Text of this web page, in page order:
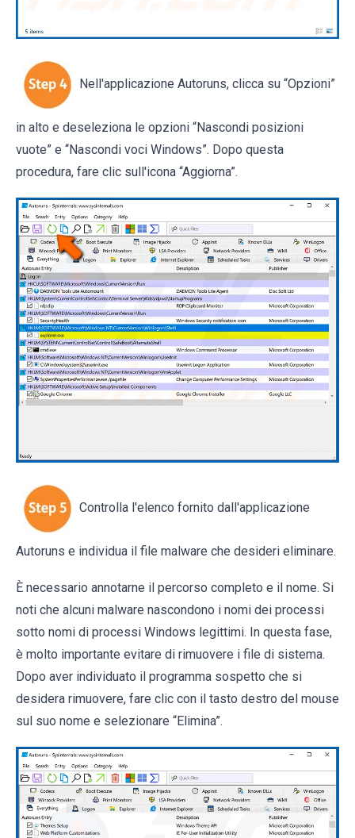
Nell'applicazione Autoruns, clicca su “Opzioni”
in alto e deseleziona le opzioni “Nascondi posizioni
vuote” e “Nascondi voci Windows”. Dopo questa
procedura, fare clic sull'icona “Aggiorna”.
Controlla l'elenco fornito dall'applicazione
Autoruns e individua il file malware che desideri eliminare.
È necessario annotarne il percorso completo e il nome. Si
noti che alcuni malware nascondono i nomi dei processi
sotto nomi di processi Windows legittimi. In questa fase,
è molto importante evitare di rimuovere i file di sistema.
Dopo aver individuato il programma sospetto che si
desidera rimuovere, fare clic con il tasto destro del mouse
sul suo nome e selezionare “Elimina”.